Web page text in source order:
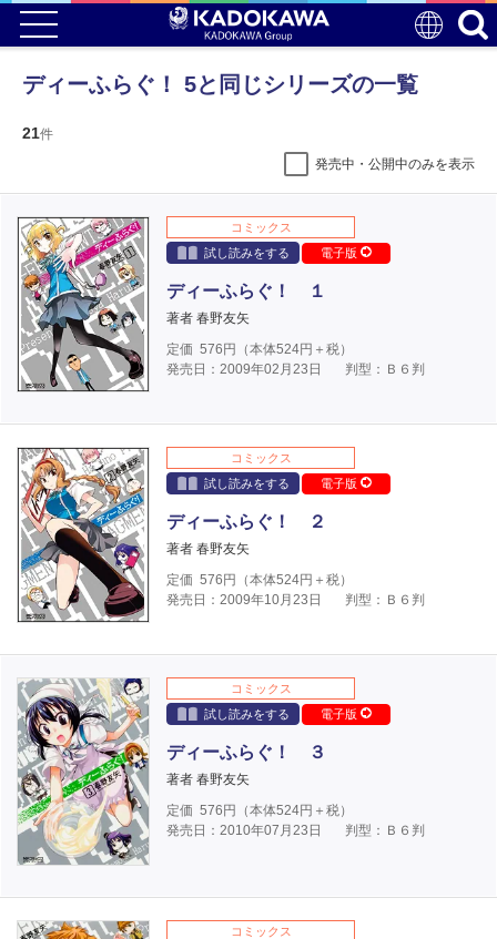
ディーふらぐ！ 5と同じシリーズの一覧
21件
発売中・公開中のみを表示
コミックス
試し読みをする
電子版
ディーふらぐ！ １
著者 春野友矢
定価 576 円（本体524円＋税）
発売日：2009年02月23日
判型：Ｂ６判
コミックス
試し読みをする
電子版
ディーふらぐ！ ２
著者 春野友矢
定価 576 円（本体524円＋税）
発売日：2009年10月23日
判型：Ｂ６判
コミックス
試し読みをする
電子版
ディーふらぐ！ ３
著者 春野友矢
定価 576 円（本体524円＋税）
発売日：2010年07月23日
判型：Ｂ６判
コミックス